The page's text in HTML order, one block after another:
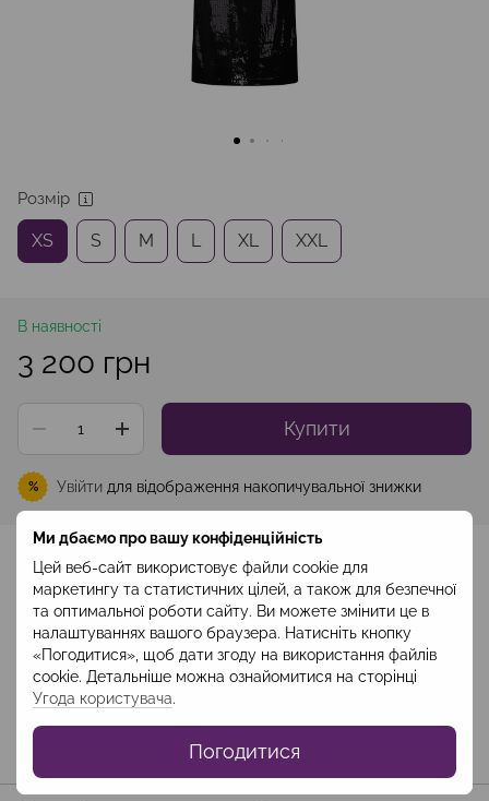
Ми дбаємо про вашу конфіденційність
Цей веб-сайт використовує файли cookie для
маркетингу та статистичних цілей, а також для безпечної
та оптимальної роботи сайту. Ви можете змінити це в
налаштуваннях вашого браузера. Натисніть кнопку
«Погодитися», щоб дати згоду на використання файлів
cookie. Детальніше можна ознайомитися на сторінці
Угода користувача.
Погодитися
Розмір
XS S M L XL XXL
В наявності
3 200 грн
Купити
% Увійти для відображення накопичувальної знижки
До обраного
Опис
Склад: поліестер 100%
Довжина -85 см
Доставка Оплата